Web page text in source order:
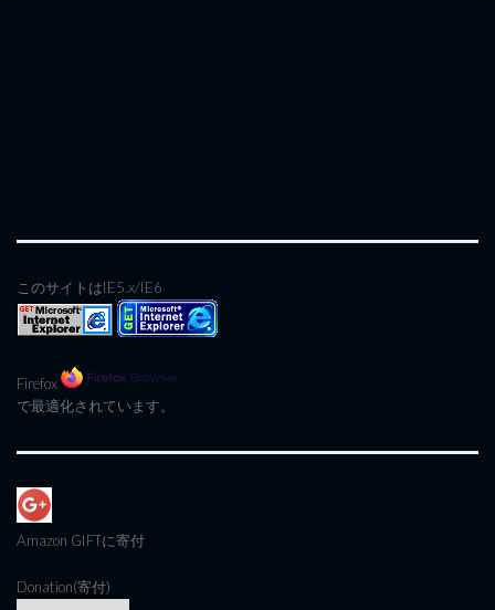
このサイトはIE5.x/IE6
Firefox
で最適化されています。
Amazon GIFTに寄付
Donation(寄付)